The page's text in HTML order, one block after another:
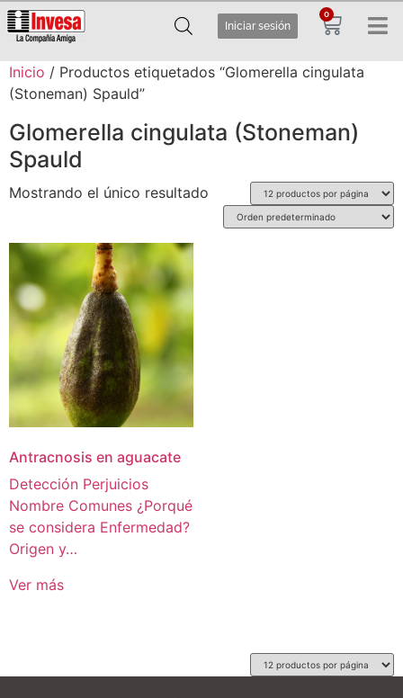
Iniciar sesión
0
Inicio / Productos etiquetados “Glomerella cingulata
(Stoneman) Spauld”
Glomerella cingulata (Stoneman)
Spauld
Mostrando el único resultado
Antracnosis en aguacate
Detección Perjuicios
Nombre Comunes ¿Porqué
se considera Enfermedad?
Origen y…
Ver más